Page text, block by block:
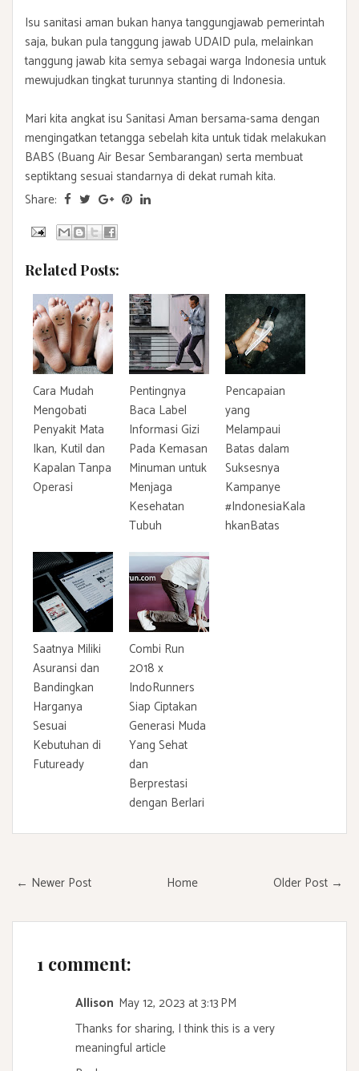
Isu sanitasi aman bukan hanya tanggungjawab pemerintah
saja, bukan pula tanggung jawab UDAID pula, melainkan
tanggung jawab kita semya sebagai warga Indonesia untuk
mewujudkan tingkat turunnya stanting di Indonesia.
Mari kita angkat isu Sanitasi Aman bersama-sama dengan
mengingatkan tetangga sebelah kita untuk tidak melakukan
BABS (Buang Air Besar Sembarangan) serta membuat
septiktang sesuai standarnya di dekat rumah kita.
Share:
Related Posts:
Cara Mudah
Mengobati
Penyakit Mata
Ikan, Kutil dan
Kapalan Tanpa
Operasi
Pentingnya
Baca Label
Informasi Gizi
Pada Kemasan
Minuman untuk
Menjaga
Kesehatan
Tubuh
Pencapaian
yang
Melampaui
Batas dalam
Suksesnya
Kampanye
#IndonesiaKala
hkanBatas
Saatnya Miliki
Asuransi dan
Bandingkan
Harganya
Sesuai
Kebutuhan di
Futuready
Combi Run
2018 x
IndoRunners
Siap Ciptakan
Generasi Muda
Yang Sehat
dan
Berprestasi
dengan Berlari
← Newer Post Older Post →
Home
1 comment:
Allison May 12, 2023 at 3:13 PM
Thanks for sharing, I think this is a very
meaningful article